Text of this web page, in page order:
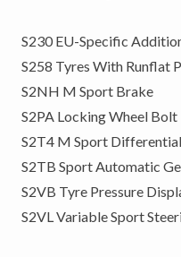
S230 EU-Specific
S258 Tyres With Runflat
S2NH M Sport Brake
S2PA Locking Wheel Bolt
S2T4 M Sport Differential
S2TB Sport Automatic
S2VB Tyre Pressure
S2VL Variable Sport